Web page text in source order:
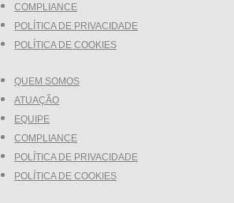
COMPLIANCE
POLÍTICA DE PRIVACIDADE
POLÍTICA DE COOKIES
QUEM SOMOS
ATUAÇÃO
EQUIPE
COMPLIANCE
POLÍTICA DE PRIVACIDADE
POLÍTICA DE COOKIES